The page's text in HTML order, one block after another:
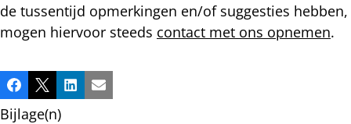
de tussentijd opmerkingen en/of suggesties hebben,
mogen hiervoor steeds contact met ons opnemen.
Deel
dit
Facebook
X LinkedInE-mail
Bijlage(n)